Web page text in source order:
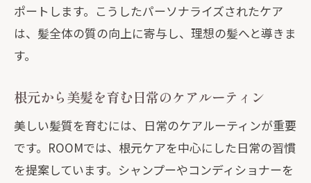
カスタムケアで実現する髪の根元からの
改善
ROOMのカスタムアプローチが髪に与え
る影響
長期的な美しさを支える根元からのケア
カスタマイズされた根元ケアで理想の髪
ポートします。こうしたパーソナライズされたケア
は、髪全体の質の向上に寄与し、理想の髪へと導きま
す。
根元から美髪を育む日常のケアルーティン
美しい髪質を育むには、日常のケアルーティンが重要
です。ROOMでは、根元ケアを中心にした日常の習慣
を提案しています。シャンプーやコンディショナーを